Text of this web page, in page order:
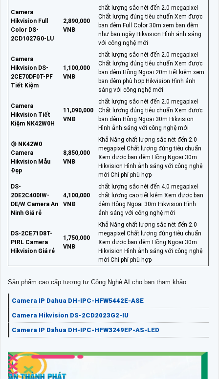
Camera
Hikvision Full
Color DS-
2CD1027G0-LU
2,890,000
VNĐ
chất lượng sắc nét đến 2.0 megapixel
Chất lượng đúng tiêu chuẩn Xem được
ban đêm Full Color 30m xem ban đêm
như ban ngày Hikvision Hình ảnh sáng
với công nghệ mới
Camera
Hikvision DS-
2CE70DF0T-PF
Tiết Kiệm
1,100,000
VNĐ
chất lượng sắc nét đến 2.0 megapixel
Chất lượng đúng tiêu chuẩn Xem được
ban đêm Hồng Ngoại 20m tiết kiệm xem
ban đêm phù hợp Hikvision Hình ảnh
sáng với công nghệ mới
Camera
Hikvision Tiết
Kiệm NK42W0H
11,090,000
VNĐ
chất lượng sắc nét đến 2.0 megapixel
Chất lượng đúng tiêu chuẩn Xem được
ban đêm Hồng Ngoại 30m Hikvision
Hình ảnh sáng với công nghệ mới
۞ NK42W0
Camera
Hikvision Mẫu
Đẹp
8,850,000
VNĐ
Khả Năng chất lượng sắc nét đến 2.0
megapixel Chất lượng đúng tiêu chuẩn
Xem được ban đêm Hồng Ngoại 30m
Hikvision Hình ảnh sáng với công nghệ
mới Chi phí phù hợp
DS-
2DE2C400IW-
DE/W Camera An
Ninh Giá rẻ
4,100,000
VNĐ
chất lượng sắc nét đến 4.0 megapixel
chất lượng cao tiết kiệm Xem được ban
đêm Hồng Ngoại 30m Hikvision Hình
ảnh sáng với công nghệ mới
DS-2CE71D8T-
PIRL Camera
Hikvision Giá rẻ
1,750,000
VNĐ
Khả Năng chất lượng sắc nét đến 2.0
megapixel Chất lượng đúng tiêu chuẩn
Xem được ban đêm Hồng Ngoại 30m
Hikvision Hình ảnh sáng với công nghệ
mới Chi phí phù hợp
Sản phẩm cao cấp tương tự Công Nghệ AI cho bạn tham khảo
Camera IP Dahua DH-IPC-HFW5442E-ASE
Camera Hikvision DS-2CD2023G2-IU
Camera IP Dahua DH-IPC-HFW3249EP-AS-LED